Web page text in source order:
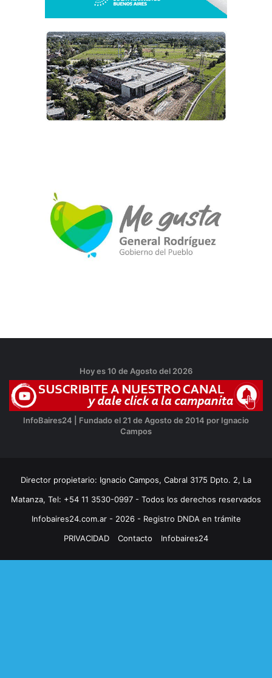
Hoy es 10 de Agosto del 2026
InfoBaires24 | Fundado el 21 de Agosto de 2014 por Ignacio
Campos
Director propietario: Ignacio Campos, Cabral 3175 Dpto. 2, La
Matanza, Tel: +54 11 3530-0997 - Todos los derechos reservados
Infobaires24.com.ar - 2026 - Registro DNDA en trámite
PRIVACIDAD
Contacto Infobaires24